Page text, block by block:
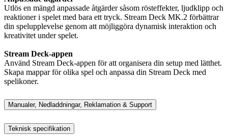
Utlös en mängd anpassade åtgärder såsom rösteffekter, ljudklipp och
reaktioner i spelet med bara ett tryck. Stream Deck MK.2 förbättrar
din spelupplevelse genom att möjliggöra dynamisk interaktion och
kreativitet under spelet.
Stream Deck-appen
Använd Stream Deck-appen för att organisera din setup med lätthet.
Skapa mappar för olika spel och anpassa din Stream Deck med
spelikoner.
Manualer, Nedladdningar, Reklamation & Support
Teknisk specifikation